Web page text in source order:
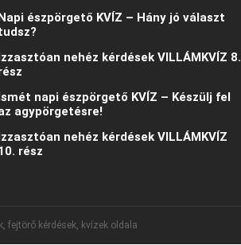
észpörgető KVÍZ – Hány jó választ
nehéz kérdések VILLÁMKVÍZ 8.
napi észpörgető KVÍZ – Készülj fel
agypörgetésre!
nehéz kérdések VILLÁMKVÍZ
rész
fejtörő kérdések, kvízek oldala